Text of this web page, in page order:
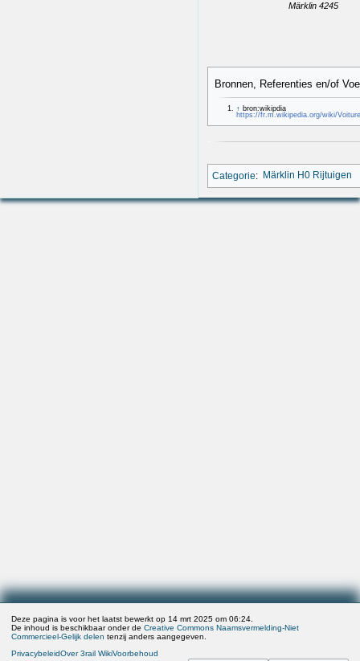
Märklin 4245
Bronnen, Referenties en/of
↑ bron:wikipdia
https://fr.m.wikipedia.org/wiki/
Categorie: Märklin H0 Rijtuigen
Deze pagina is voor het laatst bewerkt op 14 mrt 2025 om 06:24.
De inhoud is beschikbaar onder deCreative Commons Naamsvermelding-Niet
Commercieel-Gelijk delen tenzij anders aangegeven.
PrivacybeleidOver 3rail WikiVoorbehoud